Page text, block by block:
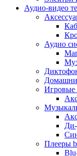
Аудио-видео
Аудио
Игровые
Ди-
Плееры